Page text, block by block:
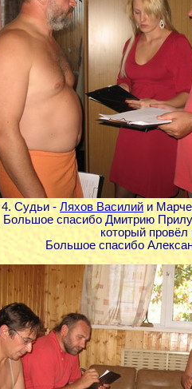
4. Судьи - Ляхов Василий и
Большое спасибо Дмитрию
который провёл
Большое спасибо